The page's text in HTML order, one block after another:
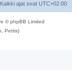
Kaikki ajat ovat UTC+02:00
© phpBB Limited
Pettis)